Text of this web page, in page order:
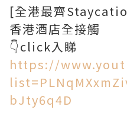
[全港最齊
香港酒店全接觸
https://
bJty6q4D